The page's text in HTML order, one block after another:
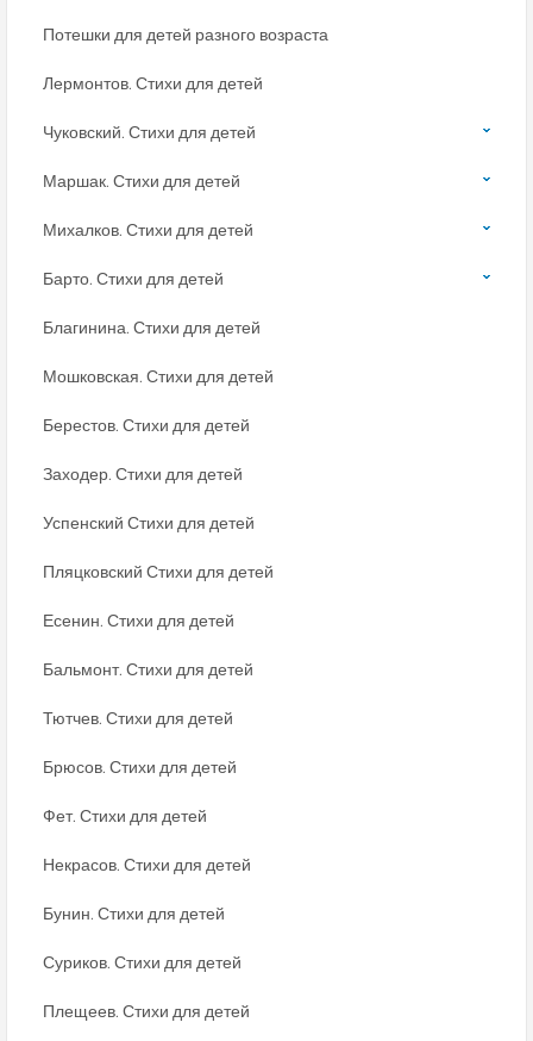
Потешки для детей разного возраста
Лермонтов. Стихи для детей
Чуковский. Стихи для детей
Маршак. Стихи для детей
Михалков. Стихи для детей
Барто. Стихи для детей
Благинина. Стихи для детей
Мошковская. Стихи для детей
Берестов. Стихи для детей
Заходер. Стихи для детей
Успенский Стихи для детей
Пляцковский Стихи для детей
Есенин. Стихи для детей
Бальмонт. Стихи для детей
Тютчев. Стихи для детей
Брюсов. Стихи для детей
Фет. Стихи для детей
Некрасов. Стихи для детей
Бунин. Стихи для детей
Суриков. Стихи для детей
Плещеев. Стихи для детей